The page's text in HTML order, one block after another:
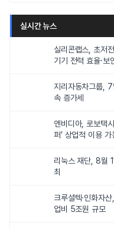
실시간 뉴스
실리콘랩스, 초저
기기 전력 효율·보
지리자동차그룹,
속 증가세
엔비디아, 로보택
퍼’ 상업적 이용 가
리눅스 재단, 8월
최
크루셜텍·인화자
업비 5조원 규모